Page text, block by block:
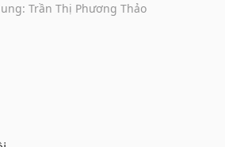
Trần Thị Phương Thảo